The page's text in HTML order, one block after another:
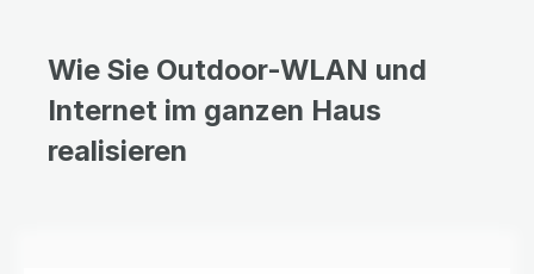
Wie Sie Outdoor-WLAN und
Internet im ganzen Haus
realisieren